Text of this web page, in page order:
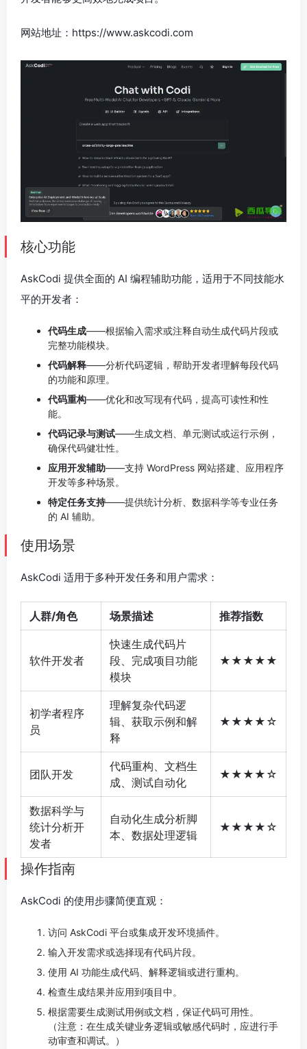
网站地址：https://www.askcodi.com
核心功能
AskCodi 提供全面的 AI 编程辅助功能，适用于不同技能水
平的开发者：
代码生成——根据输入需求或注释自动生成代码片段或
完整功能模块。
代码解释——分析代码逻辑，帮助开发者理解每段代码
的功能和原理。
代码重构——优化和改写现有代码，提高可读性和性
能。
代码记录与测试——生成文档、单元测试或运行示例，
确保代码健壮性。
应用开发辅助——支持 WordPress 网站搭建、应用程序
开发等多种场景。
特定任务支持——提供统计分析、数据科学等专业任务
的 AI 辅助。
使用场景
AskCodi 适用于多种开发任务和用户需求：
人群/角色 场景描述 推荐指数
软件开发者
快速生成代码片
段、完成项目功能
模块
★★★★★
初学者程序
员
理解复杂代码逻
辑、获取示例和解
释
★★★★☆
团队开发
代码重构、文档生
成、测试自动化
★★★★☆
数据科学与
统计分析开
发者
自动化生成分析脚
本、数据处理逻辑
★★★★☆
操作指南
AskCodi 的使用步骤简便直观：
访问 AskCodi 平台或集成开发环境插件。
输入开发需求或选择现有代码片段。
使用 AI 功能生成代码、解释逻辑或进行重构。
检查生成结果并应用到项目中。
根据需要生成测试用例或文档，保证代码可用性。
（注意：在生成关键业务逻辑或敏感代码时，应进行手
动审查和调试。）